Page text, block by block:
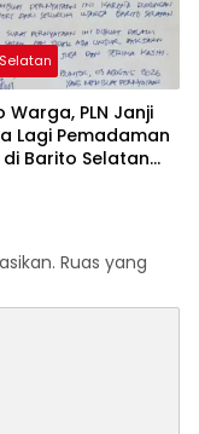
Warga, PLN Janji
Lagi Pemadaman
di Barito Selatan
Ruas yang